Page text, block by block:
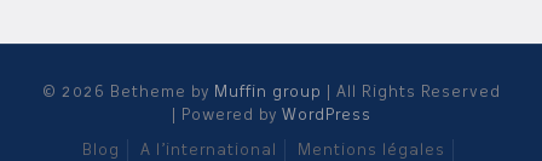
© 2026 Betheme by Muffin group
| All Rights Reserved
| Powered by WordPress
Blog A l’international Mentions légales